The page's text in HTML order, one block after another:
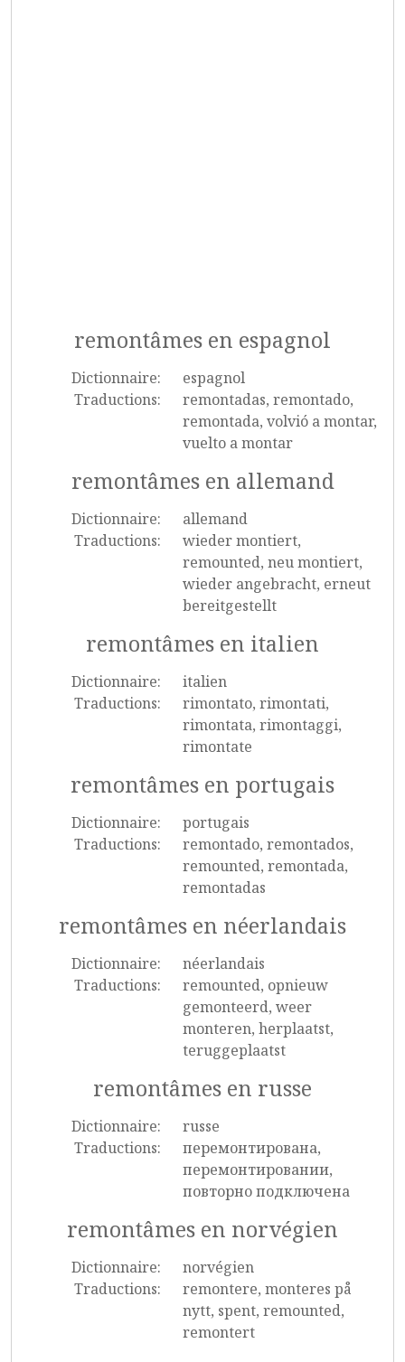
remontâmes en espagnol
Dictionnaire:
espagnol
Traductions:
remontadas, remontado,
remontada, volvió a montar,
vuelto a montar
remontâmes en allemand
Dictionnaire:
allemand
Traductions:
wieder montiert,
remounted, neu montiert,
wieder angebracht, erneut
bereitgestellt
remontâmes en italien
Dictionnaire:
italien
Traductions:
rimontato, rimontati,
rimontata, rimontaggi,
rimontate
remontâmes en portugais
Dictionnaire:
portugais
Traductions:
remontado, remontados,
remounted, remontada,
remontadas
remontâmes en néerlandais
Dictionnaire:
néerlandais
Traductions:
remounted, opnieuw
gemonteerd, weer
monteren, herplaatst,
teruggeplaatst
remontâmes en russe
Dictionnaire:
russe
Traductions:
перемонтирована,
перемонтировании,
повторно подключена
remontâmes en norvégien
Dictionnaire:
norvégien
Traductions:
remontere, monteres på
nytt, spent, remounted,
remontert